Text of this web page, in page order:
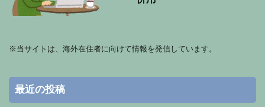
※ 当サイトは、海外在住者に向けて情報を発信しています。
最近の投稿